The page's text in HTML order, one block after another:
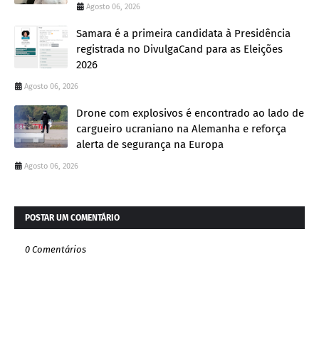
Agosto 06, 2026
Samara é a primeira candidata à Presidência
registrada no DivulgaCand para as Eleições
2026
Agosto 06, 2026
Drone com explosivos é encontrado ao lado de
cargueiro ucraniano na Alemanha e reforça
alerta de segurança na Europa
Agosto 06, 2026
POSTAR UM COMENTÁRIO
0 Comentários